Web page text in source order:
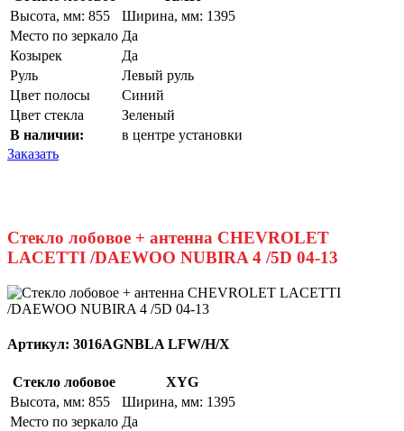
Высота, мм: 855
Ширина, мм: 1395
Место по зеркало Да
Козырек
Да
Руль
Левый руль
Цвет полосы
Синий
Цвет стекла
Зеленый
В наличии:
в центре установки
Заказать
Стекло лобовое + антенна CHEVROLET
LACETTI /DAEWOO NUBIRA 4 /5D 04-13
Артикул: 3016AGNBLA LFW/H/X
Стекло лобовое
XYG
Высота, мм: 855
Ширина, мм: 1395
Место по зеркало Да